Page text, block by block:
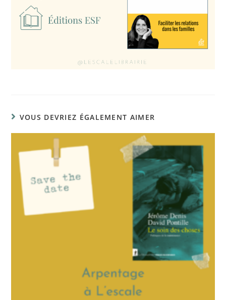
VOUS DEVRIEZ ÉGALEMENT AIMER